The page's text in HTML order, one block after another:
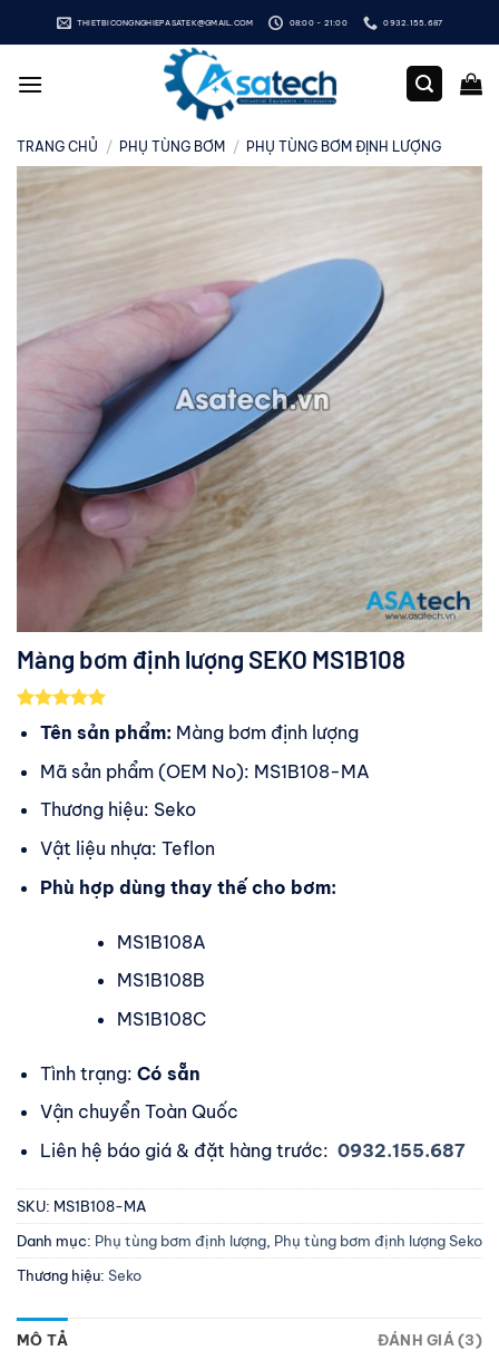
qua
dung
THIETBICONGNGHIEPASATEK@GMAIL.COM 08:00 - 21:00 0932.155.687
TRANG CHỦ / PHỤ TÙNG BƠM / PHỤ TÙNG BƠM ĐỊNH LƯỢNG
Màng bơm định lượng SEKO MS1B108
5.00trên 5
dựa trên
Tên sản phẩm: Màng bơm định lượng
Mã sản phẩm (OEM No): MS1B108-MA
Thương hiệu: Seko
Vật liệu nhựa: Teflon
Phù hợp dùng thay thế cho bơm:
MS1B108A
MS1B108B
MS1B108C
Tình trạng: Có sẵn
Vận chuyển Toàn Quốc
Liên hệ báo giá & đặt hàng trước: 0932.155.687
SKU: MS1B108-MA
Danh mục: Phụ tùng bơm định lượng Phụ tùng bơm định lượng Seko
Thương hiệu: Seko
MÔ TẢ ĐÁNH GIÁ (3)